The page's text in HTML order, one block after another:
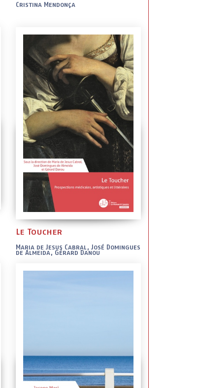
Cristina Mendonça
Le Toucher
Maria de Jesus Cabral, José Domingues
de Almeida, Gérard Danou